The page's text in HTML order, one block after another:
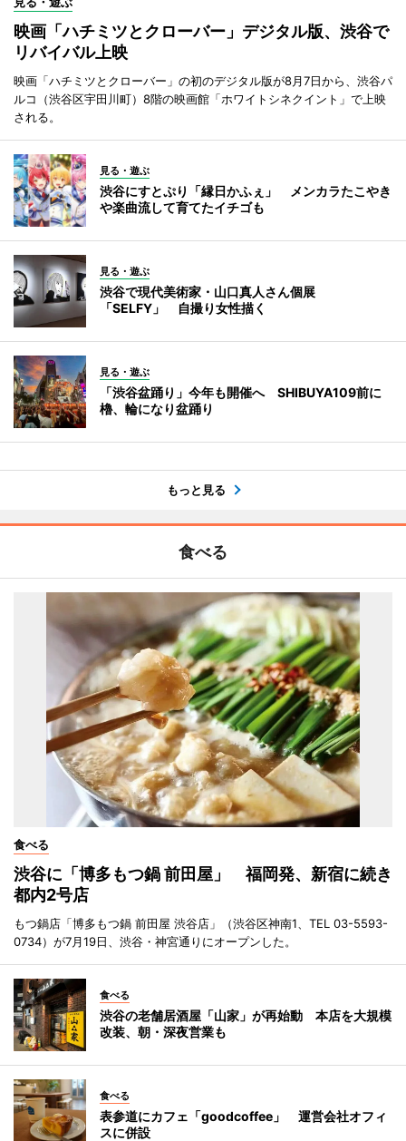
映画「ハチミツとクローバー」デジタル版、渋谷で
リバイバル上映
映画「ハチミツとクローバー」の初のデジタル版が8月7日から、渋谷パ
ルコ（渋谷区宇田川町）8階の映画館「ホワイトシネクイント」で上映
される。
見る・遊ぶ
渋谷にすとぷり「縁日かふぇ」 メンカラたこやき
や楽曲流して育てたイチゴも
見る・遊ぶ
渋谷で現代美術家・山口真人さん個展
「SELFY」 自撮り女性描く
見る・遊ぶ
「渋谷盆踊り」今年も開催へ SHIBUYA109前に
櫓、輪になり盆踊り
もっと見る
食べる
食べる
渋谷に「博多もつ鍋 前田屋」 福岡発、新宿に続き
都内2号店
もつ鍋店「博多もつ鍋 前田屋 渋谷店」（渋谷区神南1、TEL 03-5593-
0734）が7月19日、渋谷・神宮通りにオープンした。
食べる
渋谷の老舗居酒屋「山家」が再始動 本店を大規模
改装、朝・深夜営業も
食べる
表参道にカフェ「goodcoffee」 運営会社オフィ
スに併設